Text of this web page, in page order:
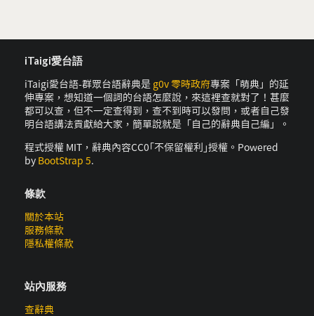
iTaigi愛台語
iTaigi愛台語-群眾台語辭典是 g0v 零時政府專案「萌典」的延
伸專案，想知道一個詞的台語怎麼說，來這裡查就對了！甚麼
都可以查，但不一定查得到，查不到時可以發問，或者自己發
明台語講法貢獻給大家，簡單說就是「自己的辭典自己編」。
程式授權 MIT，辭典內容CC0｢不保留權利｣授權。Powered
by BootStrap 5.
條款
關於本站
服務條款
隱私權條款
站內服務
查辭典